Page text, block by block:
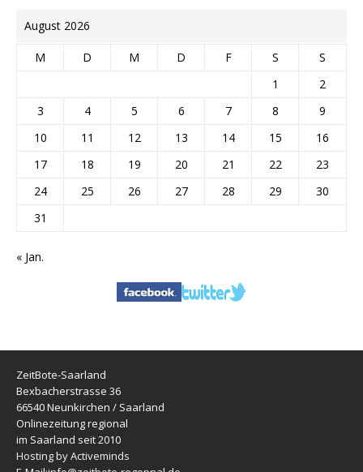
August 2026
M D M D F S
S
1
2
3
4 5 6 7 8
9
10
11 12 13 14 15
16
17
18 19 20 21 22
23
24
25 26 27 28 29
30
31
« Jan.
ZeitBote-Saarland
Bexbacherstrasse 36
66540 Neunkirchen / Saarland
Onlinezeitung regional
im Saarland seit 2010
Hosting by Activeminds